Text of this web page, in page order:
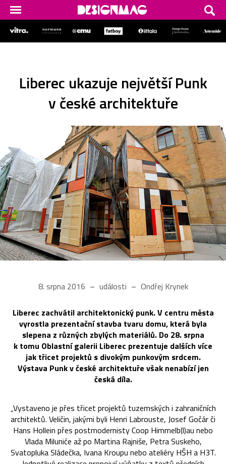
Liberec ukazuje největší Punk
v české architektuře
8. srpna 2016 události Ondřej Krynek
Liberec zachvátil architektonický punk. V centru města
vyrostla prezentační stavba tvaru domu, která byla
slepena z různých zbylých materiálů. Do 28. srpna
k tomu Oblastní galerii Liberec prezentuje dalších více
jak třicet projektů s divokým punkovým srdcem.
Výstava Punk v české architektuře však nenabízí jen
česká díla.
„Vystaveno je přes třicet projektů tuzemských i zahraničních
architektů. Veličin, jakými byli Henri Labrouste, Josef Gočár či
Hans Hollein přes postmodernisty Coop Himmelb(l)au nebo
Vlada Miluniće až po Martina Rajniše, Petra Suskeho,
Svatopluka Sládečka, Ivana Kroupu nebo ateliéry HŠH a H3T.